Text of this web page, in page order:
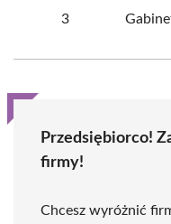
3
Przedsiębiorco!
firmy!
Chcesz wyróżnić